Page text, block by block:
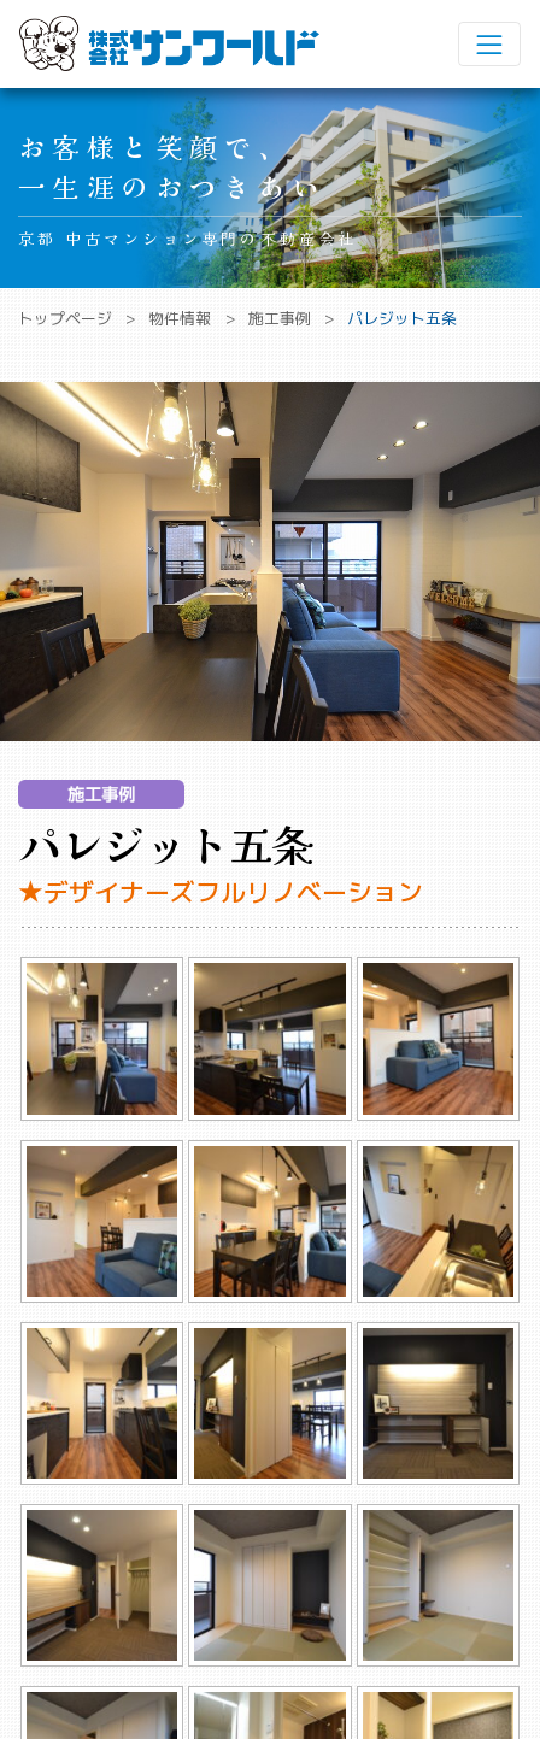
Main Navigation
お客様と笑顔で、
一生涯のおつきあい
京都 中古マンション専門の不動産会社
トップページ 物件情報 施工事例 パレジット五条
パレジット五条
★デザイナーズフルリノベーション